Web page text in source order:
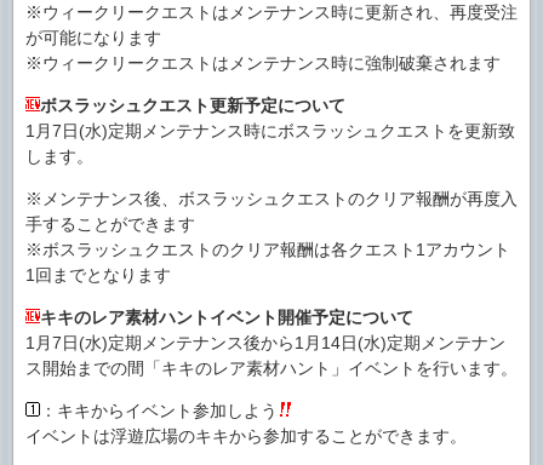
※ウィークリークエストはメンテナンス時に更新され、再度受注
が可能になります
※ウィークリークエストはメンテナンス時に強制破棄されます
ボスラッシュクエスト更新予定について
1月7日(水)定期メンテナンス時にボスラッシュクエストを更新致
します。
※メンテナンス後、ボスラッシュクエストのクリア報酬が再度入
手することができます
※ボスラッシュクエストのクリア報酬は各クエスト1アカウント
1回までとなります
キキのレア素材ハントイベント開催予定について
1月7日(水)定期メンテナンス後から1月14日(水)定期メンテナン
ス開始までの間「キキのレア素材ハント」イベントを行います。
：キキからイベント参加しよう
イベントは浮遊広場のキキから参加することができます。